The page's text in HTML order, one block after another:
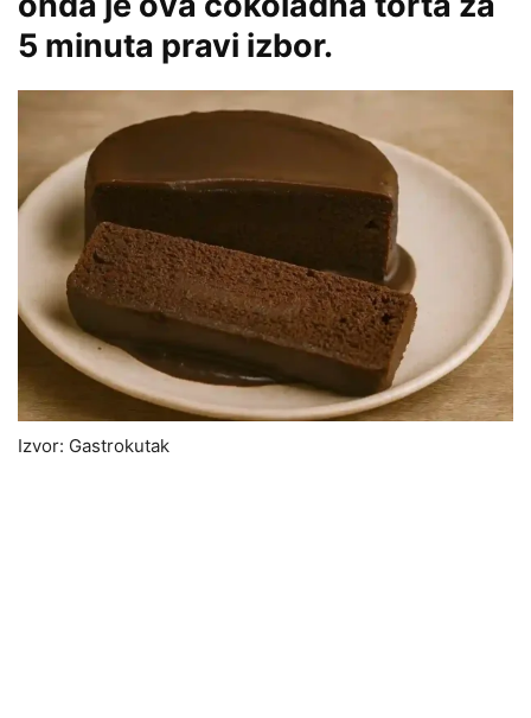
5 minuta pravi izbor.
Izvor: Gastrokutak